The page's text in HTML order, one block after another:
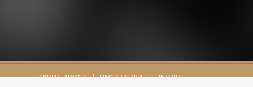
ABOUT JADOCZ DMCA / GDPR REPORT